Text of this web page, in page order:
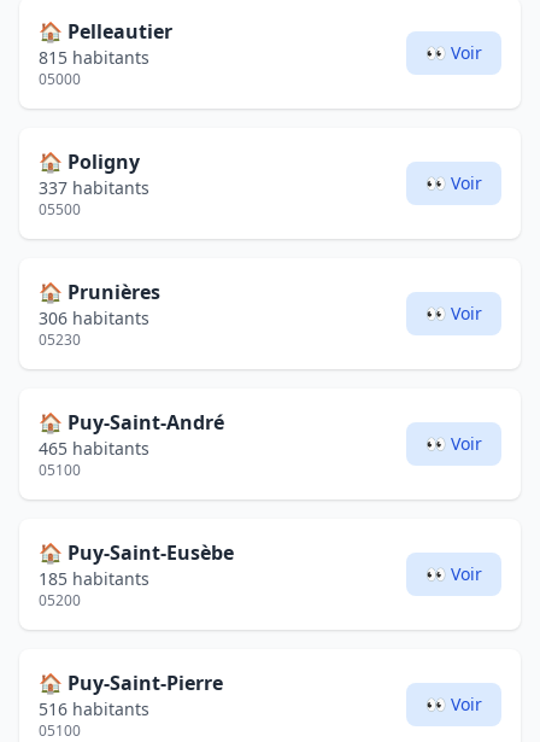
🏠 Pelleautier
815 habitants
05000
👀 Voir
🏠 Poligny
337 habitants
05500
👀 Voir
🏠 Prunières
306 habitants
05230
👀 Voir
🏠 Puy-Saint-André
465 habitants
05100
👀 Voir
🏠 Puy-Saint-Eusèbe
185 habitants
05200
👀 Voir
🏠 Puy-Saint-Pierre
516 habitants
05100
👀 Voir